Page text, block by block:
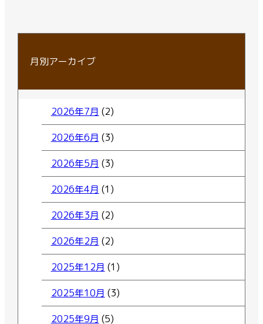
月別アーカイブ
2026年7月 (2)
2026年6月 (3)
2026年5月 (3)
2026年4月 (1)
2026年3月 (2)
2026年2月 (2)
2025年12月 (1)
2025年10月 (3)
2025年9月 (5)